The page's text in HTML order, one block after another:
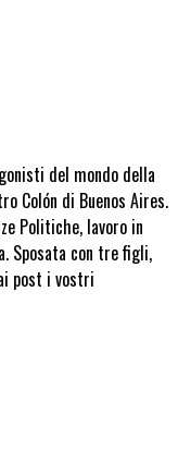
del mondo della
Colón di Buenos Aires.
Politiche, lavoro in
Sposata con tre figli,
post i vostri